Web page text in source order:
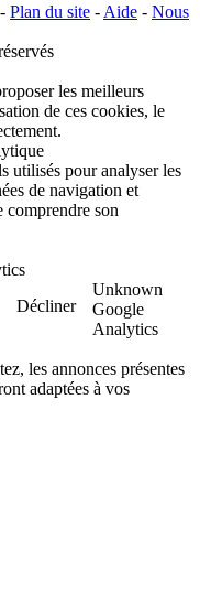
- Plan du site - Aide - Nous
les meilleurs
de ces cookies, le
utilisés pour analyser les
de navigation et
comprendre son
Décliner
Unknown
Google
Analytics
les annonces présentes
adaptées à vos